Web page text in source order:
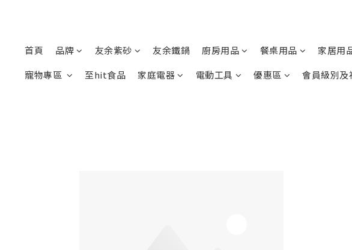
首頁 品牌 友余紫砂 友余鐵鍋 廚房用品 餐桌用品 家居用
寵物專區
至hit食品 家庭電器 電動工具 優惠區 會員級別及